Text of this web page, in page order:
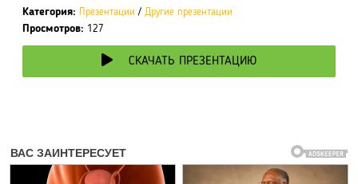
Категория: Презентации / Другие презентации
Просмотров: 127
СКАЧАТЬ ПРЕЗЕНТАЦИЮ